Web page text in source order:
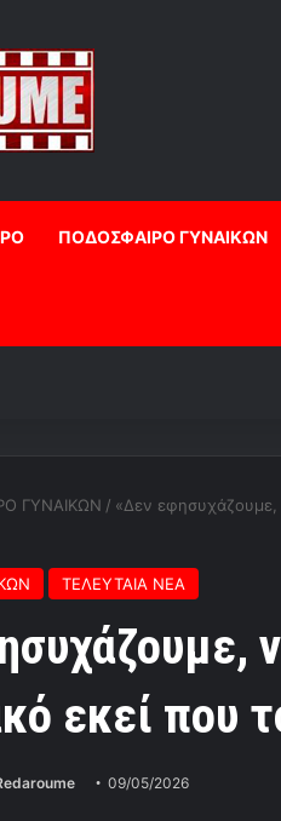
ΠΟΔΟΣΦΑΙΡΟ ΓΥΝΑΙΚΩΝ
ΓΥΝΑΙΚΩΝ / «Δεν εφησυχάζουμε,
ΤΕΛΕΥΤΑΙΑ ΝΕΑ
εκεί που
09/05/2026